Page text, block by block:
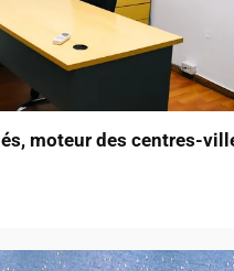
moteur des centres-